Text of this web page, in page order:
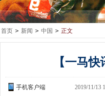
首页 > 新闻 > 中国 > 正文
【一马
手机客户端 2019/11/13